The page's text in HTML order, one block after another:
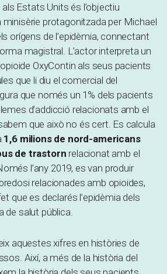
Estats Units és l’objectiu
minisèrie protagonitzada per Michael
orígens de l’epidèmia, connectant
magistral. L’actor interpreta un
OxyContin als seus pacients
que li diu el comercial del
que només un 1% dels pacients
d’addicció relacionats amb el
que això no és cert. Es calcula
1,6 milions de nord-americans
de trastorn relacionat amb el
l’any 2019, es van produir
relacionades amb opioides,
que es declarés l’epidèmia dels
de salut pública.
aquestes xifres en històries de
Així, a més de la història del